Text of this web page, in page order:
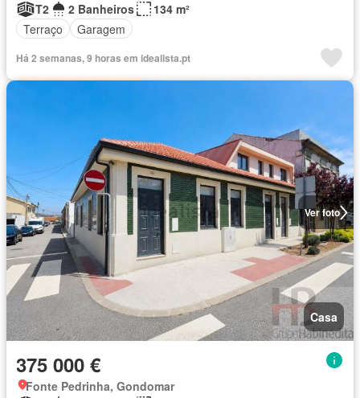
T2
2 Banheiros
134 m²
Terraço
Garagem
Há 2 semanas, 9 horas em idealista.pt
Ver foto
Casa
375 000 €
Fonte Pedrinha, Gondomar